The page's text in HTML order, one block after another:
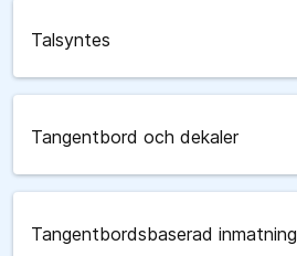
Talsyntes
Tangentbord och dekaler
Tangentbordsbaserad inmatning